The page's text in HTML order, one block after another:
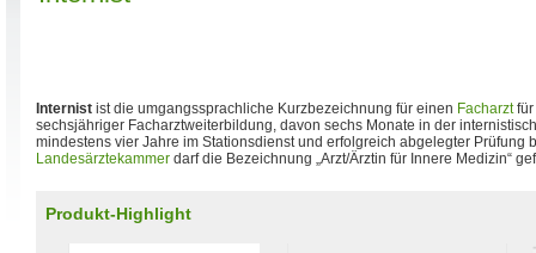
Internist ist die umgangssprachliche Kurzbezeichnung für einen Facharztfür
sechsjähriger Facharztweiterbildung, davon sechs Monate in der
mindestens vier Jahre im Stationsdienst und erfolgreich abgelegter Prüfung
Landesärztekammer darf die Bezeichnung „Arzt/Ärztin für Innere Medizin“
Produkt-Highlight